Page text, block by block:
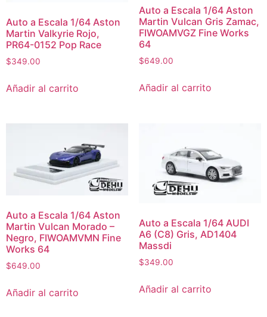
Auto a Escala 1/64 Aston
Martin Valkyrie Rojo,
PR64-0152 Pop Race
$349.00
Añadir al carrito
Auto a Escala 1/64 Aston
Martin Vulcan Gris Zamac,
FIWOAMVGZ Fine Works
64
$649.00
Añadir al carrito
Auto a Escala 1/64 Aston
Martin Vulcan Morado –
Negro, FIWOAMVMN Fine
Works 64
$649.00
Añadir al carrito
Auto a Escala 1/64 AUDI
A6 (C8) Gris, AD1404
Massdi
$349.00
Añadir al carrito